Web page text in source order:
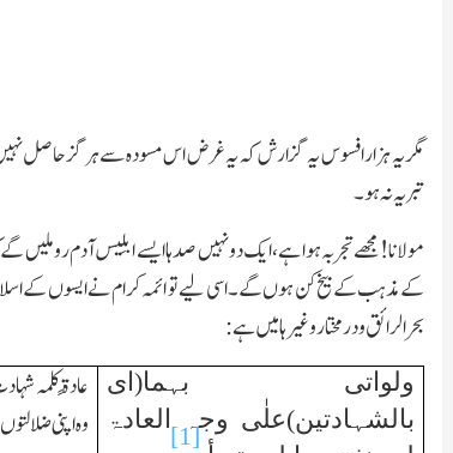
مگر یہ ہزار افسوس یہ گزارش کہ یہ غرض اس مسودہ سے ہر گز حاصل
تبریہ نہ ہو۔
مولانا ! مجھے تجربہ ہوا ہے،ایك دو نہیں صدہا ایسے ابلِیس آدم
کے مذہب کے بیخ کن ہوں گے۔اسی لیے تو ائمہ کرام نے ایسوں کے
بحرالرائق و درمختار وغیرہا میں ہے:
ولواتی بہما(ای
بالشہادتین)علٰی وجہ العادۃ
[1]
عادۃً کلمہ
وہ اپنی